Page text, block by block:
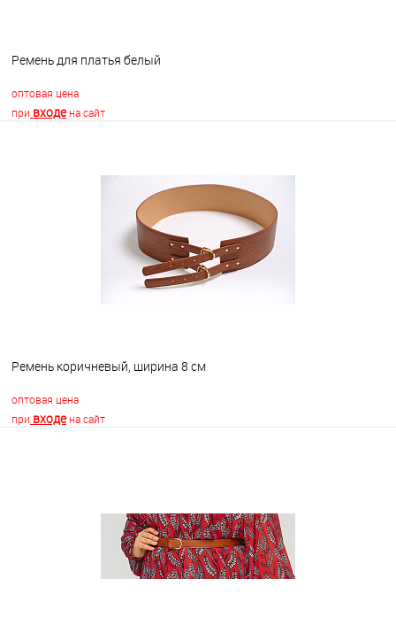
Ремень для платья белый
оптовая цена
при входена сайт
В наличии
Ремень коричневый, ширина 8 см
оптовая цена
при входена сайт
В наличии